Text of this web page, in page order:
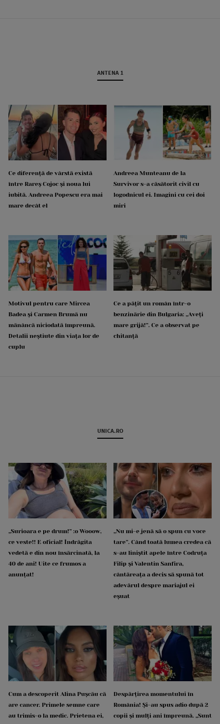
ANTENA 1
Ce diferență de vârstă există
între Rareș Cojoc și noua lui
iubită. Andreea Popescu era mai
mare decât el
Andreea Munteanu de la
Survivor s-a căsătorit civil cu
logodnicul ei. Imagini cu cei doi
miri
Motivul pentru care Mircea
Badea și Carmen Brumă nu
mănâncă niciodată împreună.
Detalii neștiute din viața lor de
cuplu
Ce a pățit un român într-o
benzinărie din Bulgaria: „Aveți
mare grijă!”. Ce a observat pe
chitanță
UNICA.RO
„Surioara e pe drum!” :o Wooow,
ce veste!! E oficial! Îndrăgita
vedetă e din nou însărcinată, la
40 de ani! Uite ce frumos a
anunțat!
„Nu mi-e jenă să o spun cu voce
tare”. Când toată lumea credea că
s-au liniștit apele între Codruța
Filip și Valentin Sanfira,
cântăreața a decis să spună tot
adevărul despre mariajul ei
eșuat
Cum a descoperit Alina Pușcău că
are cancer. Primele semne care
au trimis-o la medic. Prietena ei,
Despărțirea momentului în
România! Și-au spus adio după 2
copii și mulți ani împreună. „Sunt